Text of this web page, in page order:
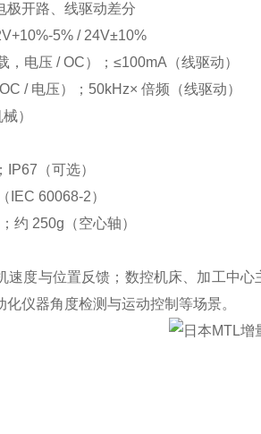
极开路、线驱动差分
5% / 24V±10%
，电压 / OC）；≤100mA（线驱动）
/ 电压）；50kHz× 倍频（线驱动）
）
（可选）
IEC 60068-2）
约 250g（空心轴）
速度与位置反馈；数控机床、加工中
仪器角度检测与运动控制等场景。